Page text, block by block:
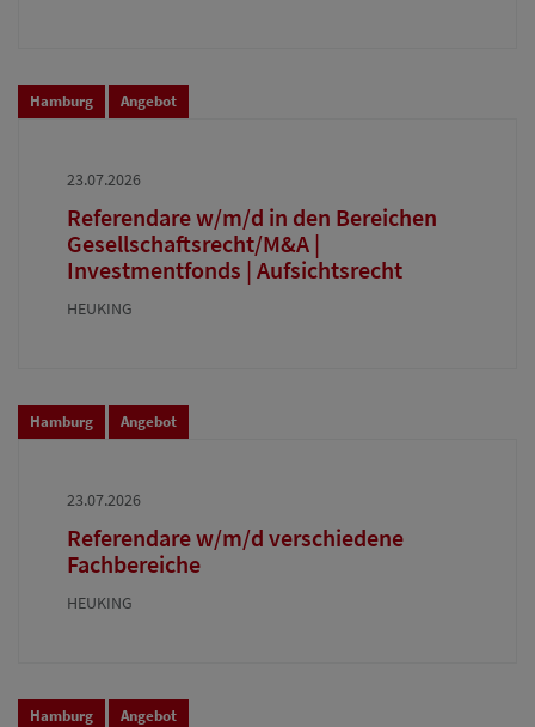
Hamburg Angebot
23.07.2026
Referendare w/m/d in den Bereichen
Gesellschaftsrecht/M&A |
Investmentfonds | Aufsichtsrecht
HEUKING
Hamburg Angebot
23.07.2026
Referendare w/m/d verschiedene
Fachbereiche
HEUKING
Hamburg Angebot